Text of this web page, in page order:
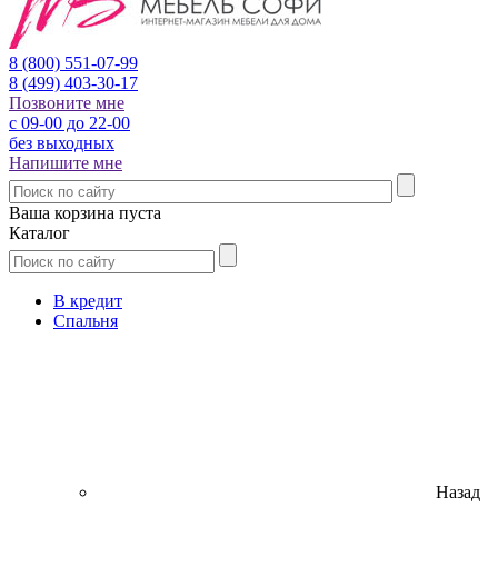
8 (800) 551-07-99
8 (499) 403-30-17
Позвоните мне
с 09-00 до 22-00
без выходных
Напишите мне
Ваша корзина пуста
Каталог
В кредит
Спальня
Назад